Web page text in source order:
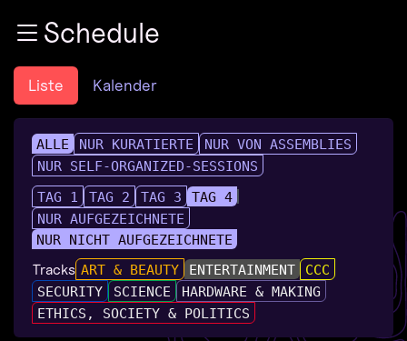
Zum InhaltSchedule
Liste Kalender
ALLE NUR KURATIERTE
NUR VON ASSEMBLIES
NUR SELF-ORGANIZED-SESSIONS
TAG 1
TAG 2 TAG 3
TAG 4
NUR AUFGEZEICHNETE
NUR NICHT AUFGEZEICHNETE
Tracks ART & BEAUTY ENTERTAINMENT
CCC
SECURITY
SCIENCE
HARDWARE & MAKING
ETHICS, SOCIETY & POLITICS